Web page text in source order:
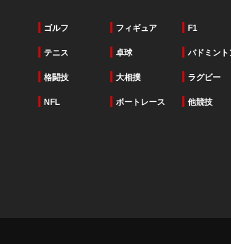
ゴルフ フィギュア F1
テニス 卓球 バドミント
格闘技 大相撲 ラグビー
NFL ボートレース 他競技